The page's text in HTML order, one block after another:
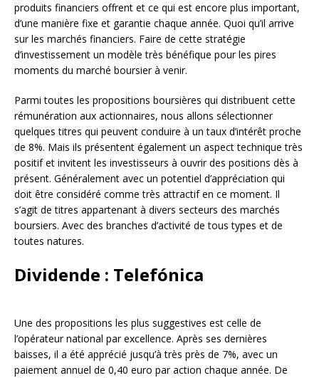
produits financiers offrent et ce qui est encore plus important,
d’une manière fixe et garantie chaque année. Quoi qu’il arrive
sur les marchés financiers. Faire de cette stratégie
d’investissement un modèle très bénéfique pour les pires
moments du marché boursier à venir.
Parmi toutes les propositions boursières qui distribuent cette
rémunération aux actionnaires, nous allons sélectionner
quelques titres qui peuvent conduire à un taux d’intérêt proche
de 8%. Mais ils présentent également un aspect technique très
positif et invitent les investisseurs à ouvrir des positions dès à
présent. Généralement avec un potentiel d’appréciation qui
doit être considéré comme très attractif en ce moment. Il
s’agit de titres appartenant à divers secteurs des marchés
boursiers. Avec des branches d’activité de tous types et de
toutes natures.
Dividende : Telefónica
Une des propositions les plus suggestives est celle de
l’opérateur national par excellence. Après ses dernières
baisses, il a été apprécié jusqu’à très près de 7%, avec un
paiement annuel de 0,40 euro par action chaque année. De